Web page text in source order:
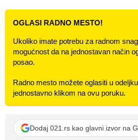
OGLASI RADNO MESTO!
Ukoliko imate potrebu za radnom
mogućnost da na jednostavan način
posao.
Radno mesto možete oglasiti u
jednostavno klikom na ovu poruku.
Dodaj 021.rs kao glavni izvor na